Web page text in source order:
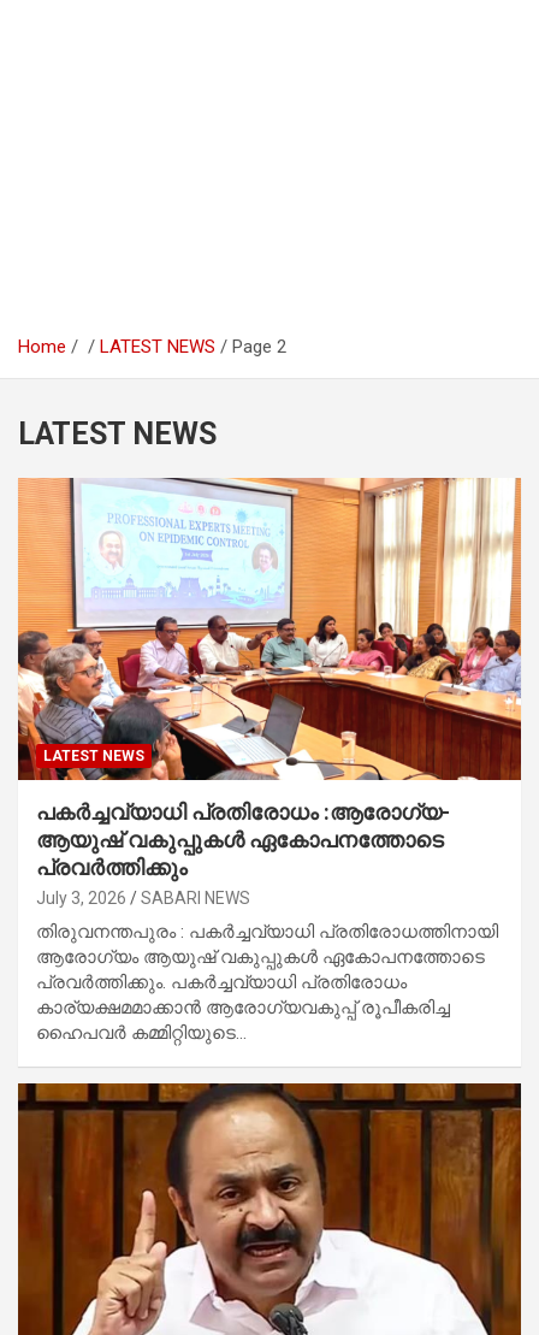
Home LATEST NEWS Page 2
LATEST NEWS
LATEST NEWS
പകർച്ചവ്യാധി പ്രതിരോധം :ആരോഗ്യ-
ആയുഷ് വകുപ്പുകൾ ഏകോപനത്തോടെ
പ്രവർത്തിക്കും
July 3, 2026 SABARI NEWS
തിരുവനന്തപുരം : പകർച്ചവ്യാധി പ്രതിരോധത്തിനായി
ആരോഗ്യം ആയുഷ് വകുപ്പുകൾ ഏകോപനത്തോടെ
പ്രവർത്തിക്കും. പകർച്ചവ്യാധി പ്രതിരോധം
കാര്യക്ഷമമാക്കാൻ ആരോഗ്യവകുപ്പ് രൂപീകരിച്ച
ഹൈപവർ കമ്മിറ്റിയുടെ…